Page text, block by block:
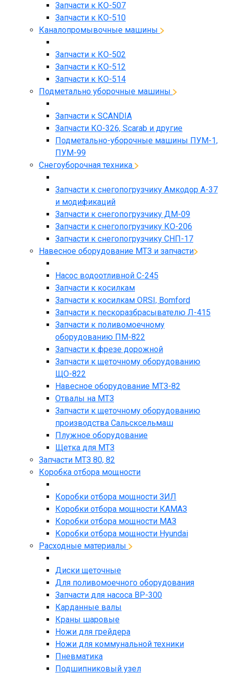
Запчасти к КО-507
Запчасти к КО-510
Каналопромывочные машины
Запчасти к КО-502
Запчасти к КО-512
Запчасти к КО-514
Подметально уборочные машины
Запчасти к SCANDIA
Запчасти КО-326, Scarab и другие
Подметально-уборочные машины ПУМ-1,
ПУМ-99
Снегоуборочная техника
Запчасти к снегопогрузчику Амкодор А-37
и модификаций
Запчасти к снегопогрузчику ДМ-09
Запчасти к снегопогрузчику КО-206
Запчасти к снегопогрузчику СНП-17
Навесное оборудование МТЗ и запчасти
Насос водоотливной С-245
Запчасти к косилкам
Запчасти к косилкам ORSI, Bomford
Запчасти к пескоразбрасывателю Л-415
Запчасти к поливомоечному
оборудованию ПМ-822
Запчасти к фрезе дорожной
Запчасти к щеточному оборудованию
ЩО-822
Навесное оборудование МТЗ-82
Отвалы на МТЗ
Запчасти к щеточному оборудованию
производства Сальсксельмаш
Плужное оборудование
Щетка для МТЗ
Запчасти МТЗ 80, 82
Коробка отбора мощности
Коробки отбора мощности ЗИЛ
Коробки отбора мощности КАМАЗ
Коробки отбора мощности МАЗ
Коробки отбора мощности Hyundai
Расходные материалы
Диски щеточные
Для поливомоечного оборудования
Запчасти для насоса BP-300
Карданные валы
Краны шаровые
Ножи для грейдера
Ножи для коммунальной техники
Пневматика
Подшипниковый узел